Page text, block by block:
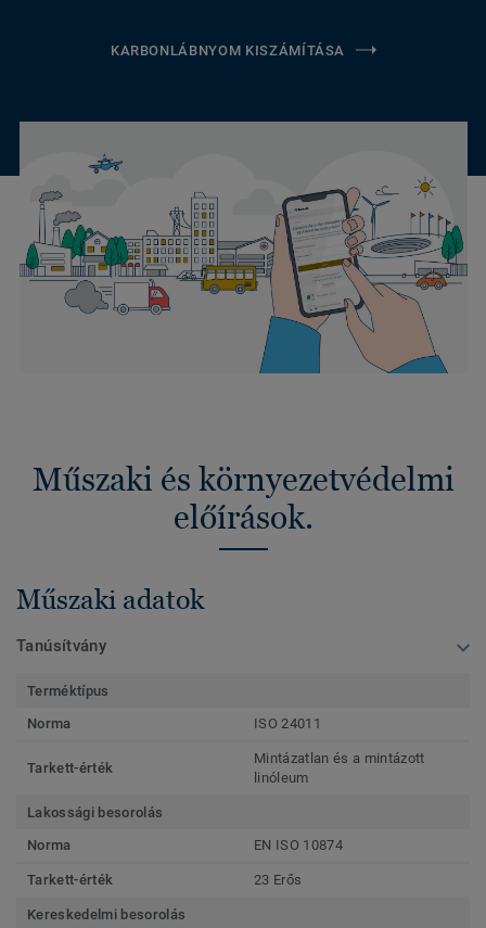
KARBONLÁBNYOM KISZÁMÍTÁSA
Műszaki és környezetvédelmi
előírások.
Műszaki adatok
Tanúsítvány
Terméktípus
Norma
ISO 24011
Tarkett-érték
Mintázatlan és a mintázott
linóleum
Lakossági besorolás
Norma
EN ISO 10874
Tarkett-érték 23 Erős
Kereskedelmi besorolás